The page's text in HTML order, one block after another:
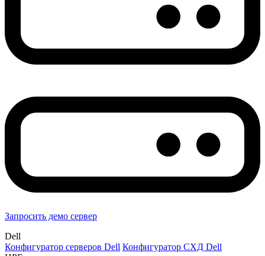
Запросить демо сервер
Dell
Конфигуратор серверов Dell Конфигуратор СХД Dell